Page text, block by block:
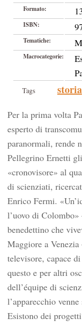
Formato:
ISBN:
Tematiche:
Macrocategorie:
Tags storia
Per la prima volta
esperto di
paranormali, rende
Pellegrino Ernetti
«cronovisore» al
di scienziati,
Enrico Fermi.
l’uovo di
benedettino che
Maggiore a
televisore, capace
questo e per altri
dell’équipe di
l’apparecchio
Esistono dei